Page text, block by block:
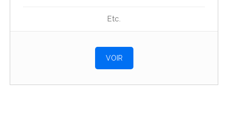
Etc.
VOIR